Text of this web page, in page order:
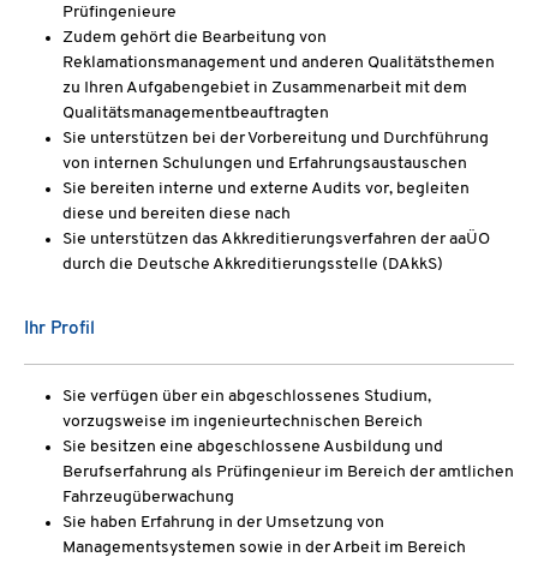
Prüfingenieure
Zudem gehört die Bearbeitung von
Reklamationsmanagement und anderen Qualitätsthemen
zu Ihren Aufgabengebiet in Zusammenarbeit mit dem
Qualitätsmanagementbeauftragten
Sie unterstützen bei der Vorbereitung und Durchführung
von internen Schulungen und Erfahrungsaustauschen
Sie bereiten interne und externe Audits vor, begleiten
diese und bereiten diese nach
Sie unterstützen das Akkreditierungsverfahren der aaÜO
durch die Deutsche Akkreditierungsstelle (DAkkS)
Ihr Profil
Sie verfügen über ein abgeschlossenes Studium,
vorzugsweise im ingenieurtechnischen Bereich
Sie besitzen eine abgeschlossene Ausbildung und
Berufserfahrung als Prüfingenieur im Bereich der amtlichen
Fahrzeugüberwachung
Sie haben Erfahrung in der Umsetzung von
Managementsystemen sowie in der Arbeit im Bereich